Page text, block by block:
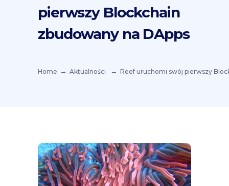
pierwszy Blockchain
zbudowany na DApps
Home Aktualności Reef uruchomi swój pierwszy